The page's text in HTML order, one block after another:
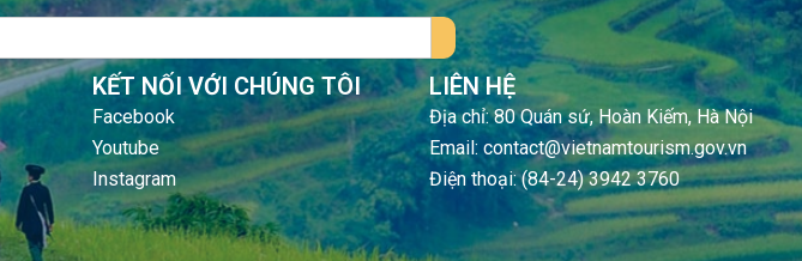
KẾT NỐI VỚI CHÚNG TÔI
Facebook
Youtube
Instagram
LIÊN HỆ
Địa chỉ: 80 Quán sứ, Hoàn Kiếm, Hà Nội
Email: contact@vietnamtourism.gov.vn
Điện thoại: (84-24) 3942 3760